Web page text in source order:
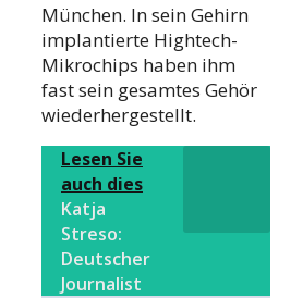
München. In sein Gehirn
implantierte Hightech-
Mikrochips haben ihm
fast sein gesamtes Gehör
wiederhergestellt.
Lesen Sie
auch dies
Katja
Streso:
Deutscher
Journalist